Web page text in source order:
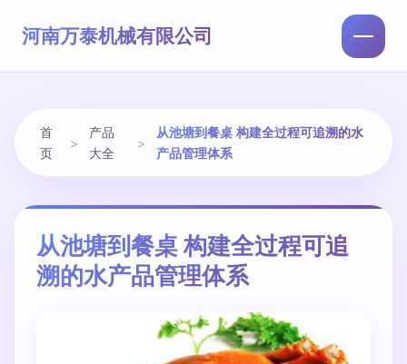
河南万泰机械有限公司
首
页
>
产品
大全
>
从池塘到餐桌 构建全过程可追溯的水
产品管理体系
从池塘到餐桌 构建全过程可追
溯的水产品管理体系